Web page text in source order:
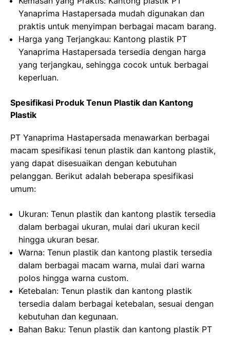
Yanaprima Hastapersada mudah digunakan dan
praktis untuk menyimpan berbagai macam barang.
Harga yang Terjangkau: Kantong plastik PT
Yanaprima Hastapersada tersedia dengan harga
yang terjangkau, sehingga cocok untuk berbagai
keperluan.
Spesifikasi Produk Tenun Plastik dan Kantong
Plastik
PT Yanaprima Hastapersada menawarkan berbagai
macam spesifikasi tenun plastik dan kantong plastik,
yang dapat disesuaikan dengan kebutuhan
pelanggan. Berikut adalah beberapa spesifikasi
umum:
Ukuran: Tenun plastik dan kantong plastik tersedia
dalam berbagai ukuran, mulai dari ukuran kecil
hingga ukuran besar.
Warna: Tenun plastik dan kantong plastik tersedia
dalam berbagai macam warna, mulai dari warna
polos hingga warna custom.
Ketebalan: Tenun plastik dan kantong plastik
tersedia dalam berbagai ketebalan, sesuai dengan
kebutuhan dan kegunaan.
Bahan Baku: Tenun plastik dan kantong plastik PT